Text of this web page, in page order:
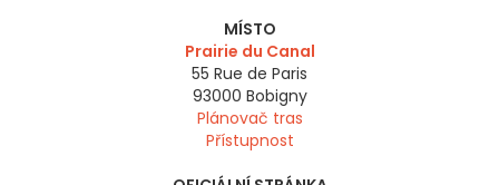
MÍSTO
Prairie du Canal
55 Rue de Paris
93000 Bobigny
Plánovač tras
Přístupnost